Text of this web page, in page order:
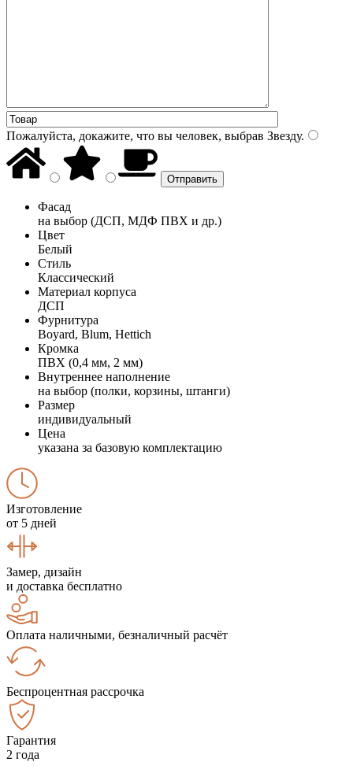
Пожалуйста, докажите, что вы человек, выбрав Звезду.
Фасад
на выбор (ДСП, МДФ ПВХ и др.)
Цвет
Белый
Стиль
Классический
Материал корпуса
ДСП
Фурнитура
Boyard, Blum, Hettich
Кромка
ПВХ (0,4 мм, 2 мм)
Внутреннее наполнение
на выбор (полки, корзины, штанги)
Размер
индивидуальный
Цена
указана за базовую комплектацию
Изготовление
от 5 дней
Замер, дизайн
и доставка бесплатно
Оплата наличными, безналичный расчёт
Беспроцентная рассрочка
Гарантия
2 года